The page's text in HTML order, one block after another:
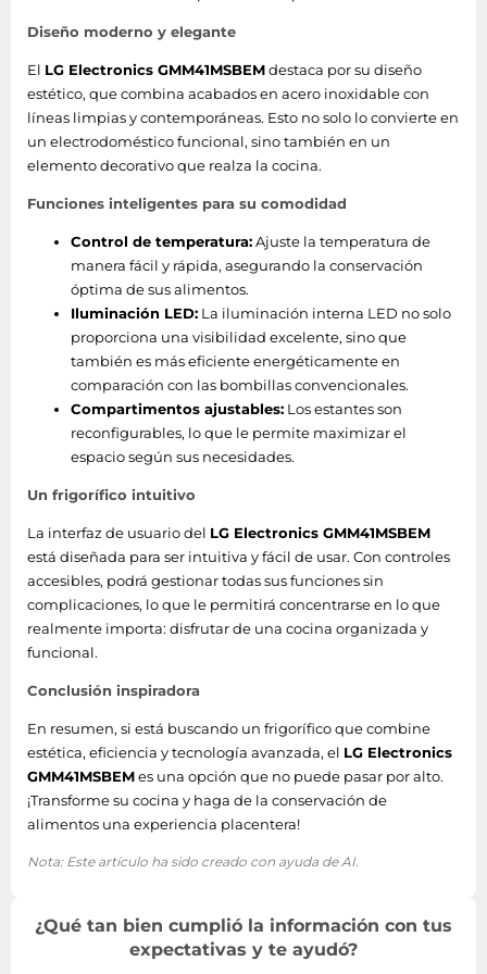
Descongelación
automática
(congelador)
Si
Antiescarcha
Si
Congelador,
169 L
Índice Star 4*
Tiempo de
almacenamiento en
caso de fallo de
alimentación
10 h
Capacidad de
congelación
13 kg/24h
Posición congelada
Refrigerador
Luz interior de la
nevera
Si
Función Super Cool No
Compartimento
antibacteriano
No
de la nevera
compartimientos
para verduras
2
Diseño moderno y elegante
El LG Electronics GMM41MSBEMdestaca por su diseño
estético, que combina acabados en acero inoxidable con
líneas limpias y contemporáneas. Esto no solo lo convierte en
un electrodoméstico funcional, sino también en un
elemento decorativo que realza la cocina.
Funciones inteligentes para su comodidad
Control de temperatura:Ajuste la temperatura de
manera fácil y rápida, asegurando la conservación
óptima de sus alimentos.
Iluminación LED: La iluminación interna LED no solo
proporciona una visibilidad excelente, sino que
también es más eficiente energéticamente en
comparación con las bombillas convencionales.
Compartimentos ajustables: Los estantes son
reconfigurables, lo que le permite maximizar el
espacio según sus necesidades.
Un frigorífico intuitivo
La interfaz de usuario del LG Electronics GMM41MSBEM
está diseñada para ser intuitiva y fácil de usar. Con controles
accesibles, podrá gestionar todas sus funciones sin
complicaciones, lo que le permitirá concentrarse en lo que
realmente importa: disfrutar de una cocina organizada y
funcional.
Conclusión inspiradora
En resumen, si está buscando un frigorífico que combine
estética, eficiencia y tecnología avanzada, el LG Electronics
GMM41MSBEMes una opción que no puede pasar por alto.
¡Transforme su cocina y haga de la conservación de
alimentos una experiencia placentera!
Nota: Este artículo ha sido creado con ayuda de AI.
¿Qué tan bien cumplió la información con tus
expectativas y te ayudó?